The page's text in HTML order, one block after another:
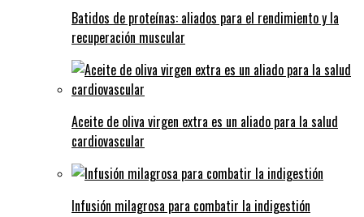
Batidos de proteínas: aliados para el rendimiento y la
recuperación muscular
Aceite de oliva virgen extra es un aliado para la salud
cardiovascular
Infusión milagrosa para combatir la indigestión